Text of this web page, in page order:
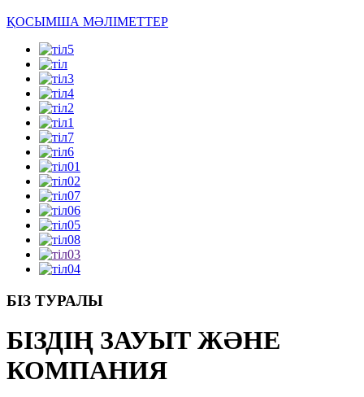
ҚОСЫМША МӘЛІМЕТТЕР
БІЗ ТУРАЛЫ
БІЗДІҢ ЗАУЫТ ЖӘНЕ
КОМПАНИЯ